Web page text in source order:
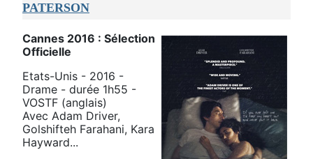
PATERSON
Cannes 2016 : Sélection
Officielle
Etats-Unis - 2016 -
Drame - durée 1h55 -
VOSTF (anglais)
Avec Adam Driver,
Golshifteh Farahani, Kara
Hayward...